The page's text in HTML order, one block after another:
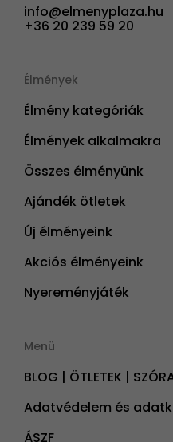
info@elmenyplaza.hu
+36 20 239 59 20
Élmények
Élmény kategóriák
Élmények alkalmakra
Összes élményünk
Ajándék ötletek
Új élményeink
Akciós élményeink
Nyereményjáték
Menü
BLOG | ÖTLETEK |
Adatvédelem és
ÁSZF